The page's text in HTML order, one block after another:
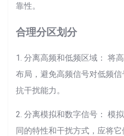
靠性。
合理分区划分
1. 分离高频和低频区域： 将
布局，避免高频信号对低频
抗干扰能力。
2. 分离模拟和数字信号： 模
同的特性和干扰方式，应将